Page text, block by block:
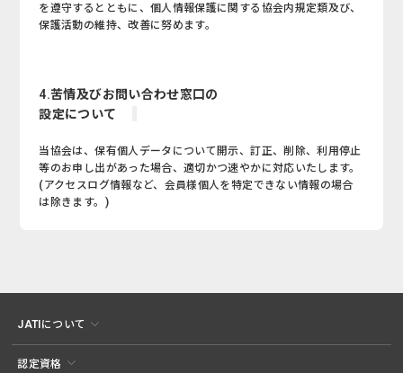
を遵守するとともに、個人情報保護に関する協会内規定類及び、
保護活動の維持、改善に努めます。
4.苦情及びお問い合わせ窓口の
設定について
当協会は、保有個人データについて開示、訂正、削除、利用停止
等のお申し出があった場合、適切かつ速やかに対応いたします。
(アクセスログ情報など、会員様個人を特定できない情報の場合
は除きます。)
JATIについて
認定資格